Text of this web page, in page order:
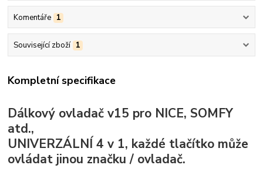
Komentáře 1
Související zboží 1
Kompletní specifikace
Dálkový ovladač v15 pro NICE, SOMFY
atd.,
UNIVERZÁLNÍ 4 v 1, každé tlačítko může
ovládat jinou značku / ovladač.